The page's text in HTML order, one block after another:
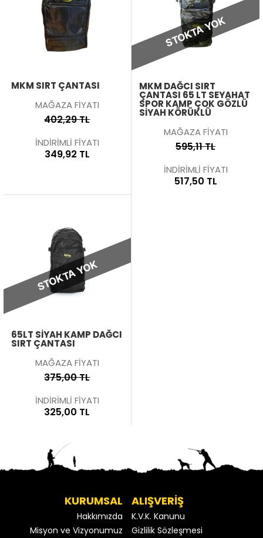
MKM SIRT ÇANTASI
MAĞAZA FİYATI
402,29 TL
İNDİRİMLİ FİYATI
349,92 TL
STOKTA YOK
MKM DAĞCI SIRT
ÇANTASI 65 LT SEYAHAT
SPOR KAMP ÇOK GÖZLÜ
SIYAH KÖRÜKLÜ
MAĞAZA FİYATI
595,11 TL
İNDİRİMLİ FİYATI
517,50 TL
STOKTA YOK
65LT SIYAH KAMP DAĞCI
SIRT ÇANTASI
MAĞAZA FİYATI
375,00 TL
İNDİRİMLİ FİYATI
325,00 TL
KURUMSAL
Hakkımızda
Misyon ve Vizyonumuz
ALIŞVERİŞ
K.V.K. Kanunu
Gizlilik Sözleşmesi